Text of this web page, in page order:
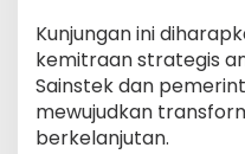
Kunjungan ini
kemitraan strategis
Sainstek dan
mewujudkan
berkelanjutan.